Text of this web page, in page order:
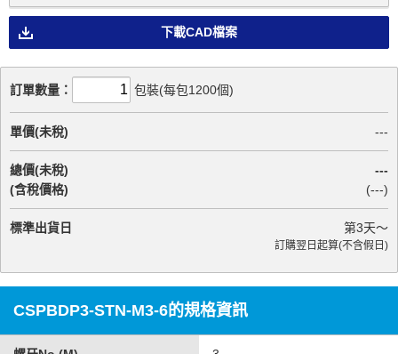
下載CAD檔案
訂單數量： 包裝(每包1200個)
單價(未稅) ---
總價(未稅)
(含稅價格)
---
(---)
標準出貨日 第3天～
訂購翌日起算(不含假日)
CSPBDP3-STN-M3-6的規格資訊